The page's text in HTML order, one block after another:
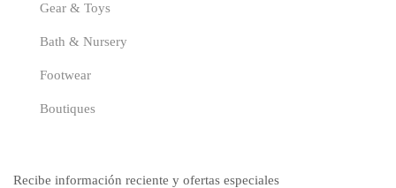
Gear & Toys
Bath & Nursery
Footwear
Boutiques
Recibe información reciente y ofertas especiales